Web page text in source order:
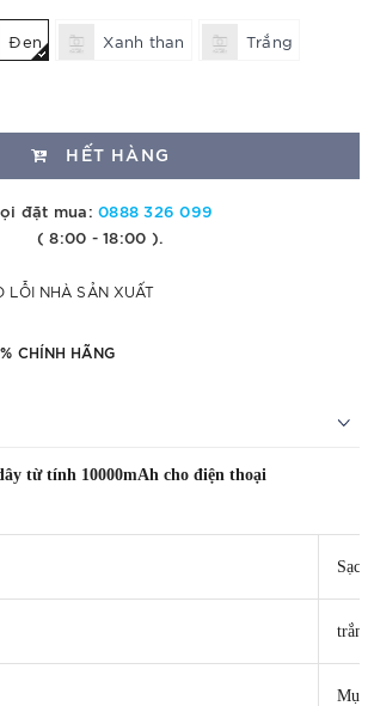
Đen Xanh than Trắng
HẾT HÀNG
đặt mua:0888 326 099
( 8:00 - 18:00 ).
LỖI NHÀ SẢN XUẤT
CHÍNH HÃNG
từ tính 10000mAh cho điện thoại
Sạc